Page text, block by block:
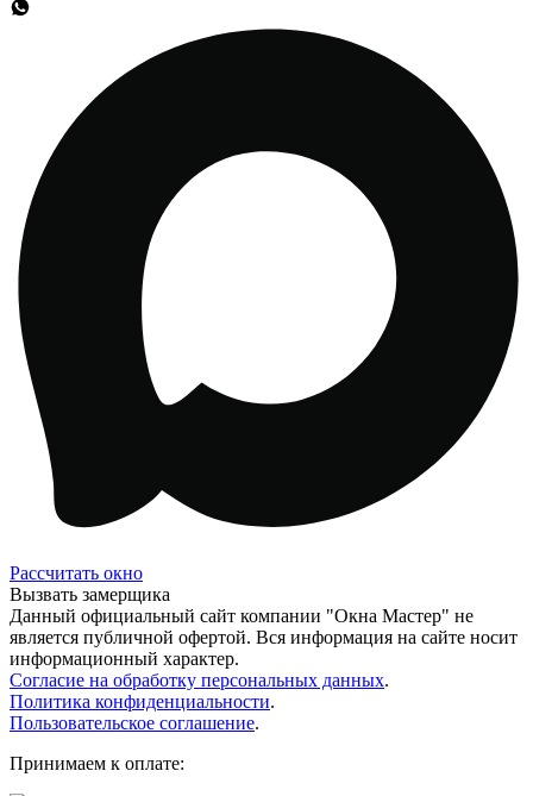
Рассчитать окно
Вызвать замерщика
Данный официальный сайт компании "Окна Мастер" не
является публичной офертой. Вся информация на сайте носит
информационный характер.
Согласие на обработку персональных данных.
Политика конфиденциальности.
Пользовательское соглашение.
Принимаем к оплате: